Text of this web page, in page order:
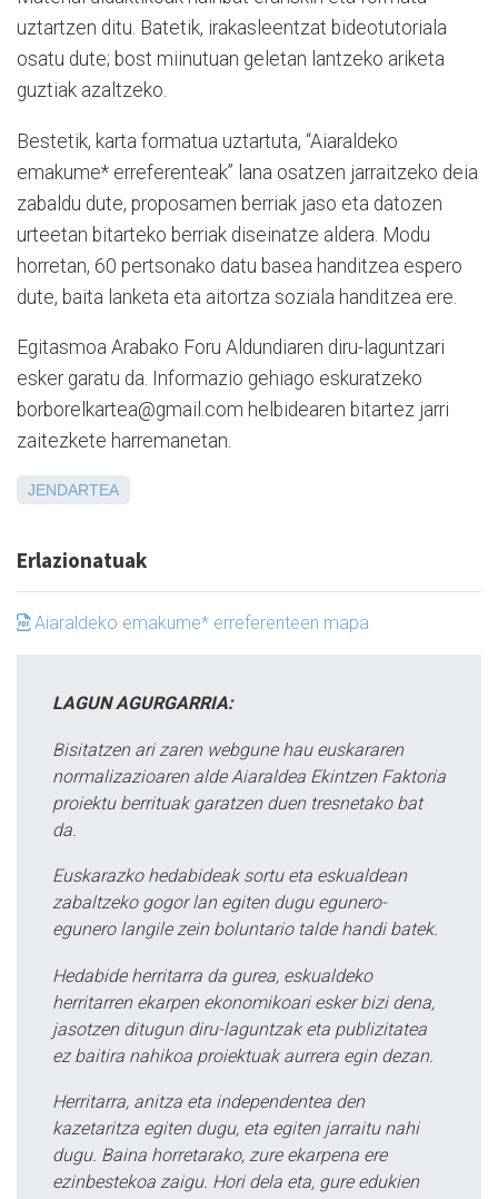
uztartzen ditu. Batetik, irakasleentzat bideotutoriala
osatu dute; bost miinutuan geletan lantzeko ariketa
guztiak azaltzeko.
Bestetik, karta formatua uztartuta, “Aiaraldeko
emakume* erreferenteak” lana osatzen jarraitzeko deia
zabaldu dute, proposamen berriak jaso eta datozen
urteetan bitarteko berriak diseinatze aldera. Modu
horretan, 60 pertsonako datu basea handitzea espero
dute, baita lanketa eta aitortza soziala handitzea ere.
Egitasmoa Arabako Foru Aldundiaren diru-laguntzari
esker garatu da. Informazio gehiago eskuratzeko
borborelkartea@gmail.com helbidearen bitartez jarri
zaitezkete harremanetan.
JENDARTEA
Erlazionatuak
Aiaraldeko emakume* erreferenteen mapa
LAGUN AGURGARRIA:
Bisitatzen ari zaren webgune hau euskararen
normalizazioaren alde Aiaraldea Ekintzen Faktoria
proiektu berrituak garatzen duen tresnetako bat
da.
Euskarazko hedabideak sortu eta eskualdean
zabaltzeko gogor lan egiten dugu egunero-
egunero langile zein boluntario talde handi batek.
Hedabide herritarra da gurea, eskualdeko
herritarren ekarpen ekonomikoari esker bizi dena,
jasotzen ditugun diru-laguntzak eta publizitatea
ez baitira nahikoa proiektuak aurrera egin dezan.
Herritarra, anitza eta independentea den
kazetaritza egiten dugu, eta egiten jarraitu nahi
dugu. Baina horretarako, zure ekarpena ere
ezinbestekoa zaigu. Hori dela eta, gure edukien